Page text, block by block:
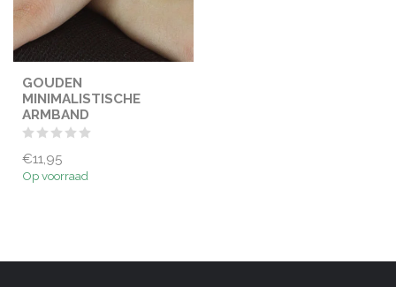
GOUDEN
MINIMALISTISCHE
ARMBAND
€11,95
Op voorraad